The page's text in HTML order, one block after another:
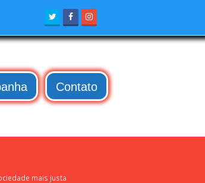
TwitterFacebook
Contato
mais justa